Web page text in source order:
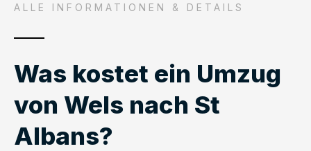
ALLE INFORMATIONEN & DETAILS
Was kostet ein Umzug
von Wels nach St
Albans?